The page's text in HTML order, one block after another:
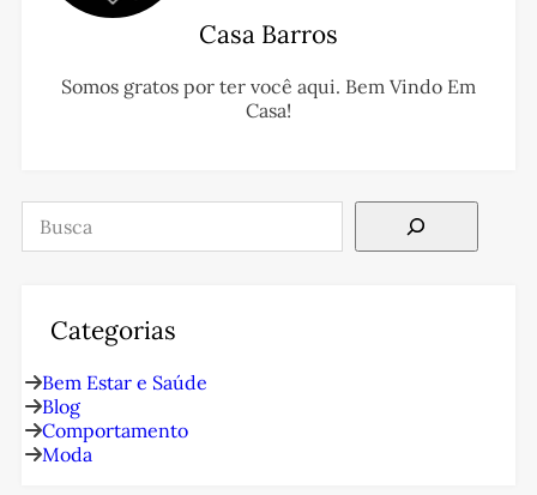
Casa Barros
Somos gratos por ter você aqui. Bem Vindo Em
Casa!
Pesquisar
Categorias
Bem Estar e Saúde
Blog
Comportamento
Moda